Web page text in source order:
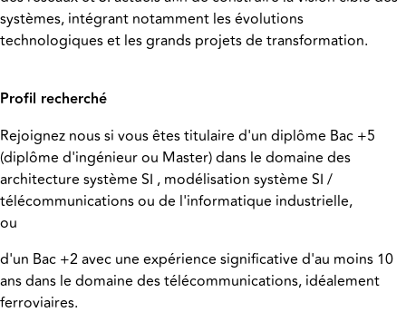
systèmes, intégrant notamment les évolutions
technologiques et les grands projets de transformation.
Profil recherché
Rejoignez nous si vous êtes titulaire d'un diplôme Bac +5
(diplôme d'ingénieur ou Master) dans le domaine des
architecture système SI , modélisation système SI /
télécommunications ou de l'informatique industrielle,
ou
d'un Bac +2 avec une expérience significative d'au moins 10
ans dans le domaine des télécommunications, idéalement
ferroviaires.